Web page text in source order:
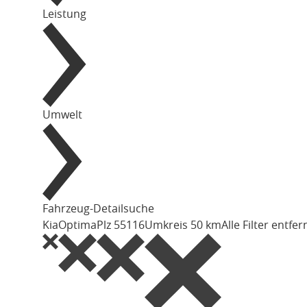
Leistung
Umwelt
Fahrzeug-Detailsuche
KiaOptimaPlz 55116Umkreis 50 kmAlle Filter